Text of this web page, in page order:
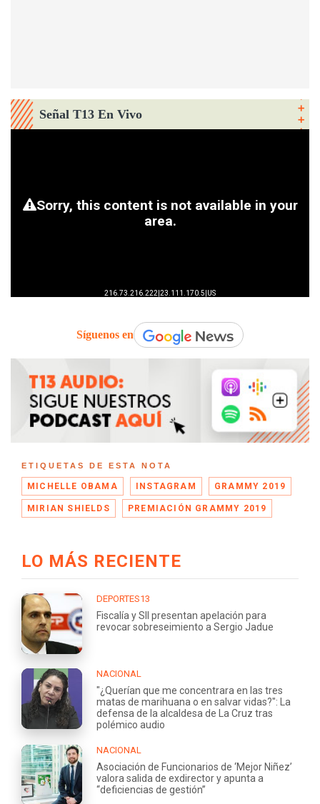
Señal T13 En Vivo
Síguenos en
ETIQUETAS DE ESTA NOTA
MICHELLE OBAMA INSTAGRAM GRAMMY 2019
MIRIAN SHIELDS PREMIACIÓN GRAMMY 2019
LO MÁS RECIENTE
DEPORTES13
Fiscalía y SII presentan apelación para
revocar sobreseimiento a Sergio Jadue
NACIONAL
"¿Querían que me concentrara en las tres
matas de marihuana o en salvar vidas?": La
defensa de la alcaldesa de La Cruz tras
polémico audio
NACIONAL
Asociación de Funcionarios de ‘Mejor Niñez’
valora salida de exdirector y apunta a
“deficiencias de gestión”